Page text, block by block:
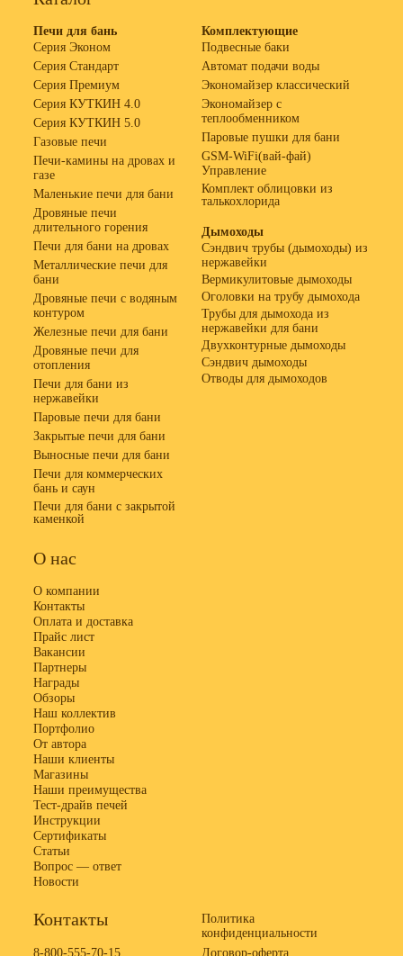
Печи для бань
Серия Эконом
Серия Стандарт
Серия Премиум
Серия КУТКИН 4.0
Серия КУТКИН 5.0
Газовые печи
Печи-камины на дровах и
газе
Маленькие печи для бани
Дровяные печи
длительного горения
Печи для бани на дровах
Металлические печи для
бани
Дровяные печи с водяным
контуром
Железные печи для бани
Дровяные печи для
отопления
Печи для бани из
нержавейки
Паровые печи для бани
Закрытые печи для бани
Выносные печи для бани
Печи для коммерческих
бань и саун
Печи для бани с закрытой
каменкой
Комплектующие
Подвесные баки
Автомат подачи воды
Экономайзер классический
Экономайзер с
теплообменником
Паровые пушки для бани
GSM-WiFi(вай-фай)
Управление
Комплект облицовки из
талькохлорида
Дымоходы
Сэндвич трубы (дымоходы) из
нержавейки
Вермикулитовые дымоходы
Оголовки на трубу дымохода
Трубы для дымохода из
нержавейки для бани
Двухконтурные дымоходы
Сэндвич дымоходы
Отводы для дымоходов
О нас
О компании
Контакты
Оплата и доставка
Прайс лист
Вакансии
Партнеры
Награды
Обзоры
Наш коллектив
Портфолио
От автора
Наши клиенты
Магазины
Наши преимущества
Тест-драйв печей
Инструкции
Сертификаты
Статьи
Вопрос — ответ
Новости
Контакты
8-800-555-70-15
Политика
конфиденциальности
Договор-оферта